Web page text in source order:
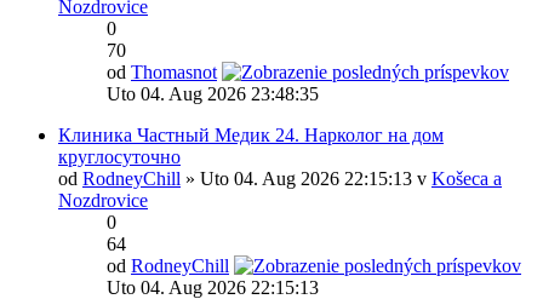
Nozdrovice
0
70
od Thomasnot
Uto 04. Aug 2026 23:48:35
Клиника Частный Медик 24. Нарколог на дом
круглосуточно
od RodneyChill » Uto 04. Aug 2026 22:15:13 v Košeca a
Nozdrovice
0
64
od RodneyChill
Uto 04. Aug 2026 22:15:13